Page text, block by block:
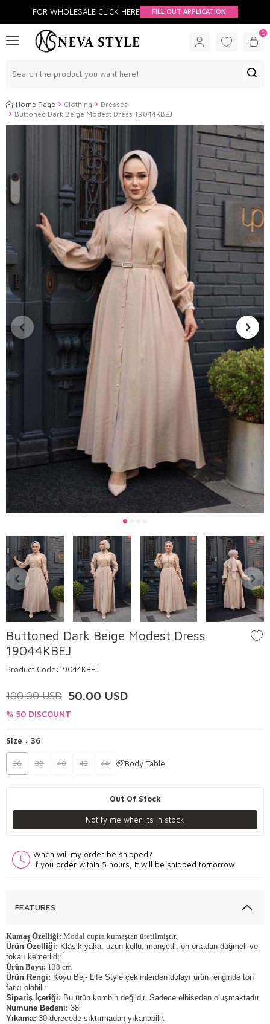
FOR WHOLESALE CLİCK HERE FILL OUT APPLICATION
0
Home Page Clothing
Dresses
Buttoned Dark Beige Modest Dress 19044KBEJ
Buttoned Dark Beige Modest Dress
19044KBEJ
Product Code:19044KBEJ
100.00USD 50.00 USD
% 50 DISCOUNT
Size : 36
36 38 40 42 44 Body Table
Out Of Stock
Notify me when its in stock
When will my order be shipped?
If you order within 5 hours, it will be shipped tomorrow
FEATURES
Kumaş Özelliği: Modal cupra kumaştan üretilmiştir.
Ürün Özelliği: Klasik yaka, uzun kollu, manşetli, ön ortadan düğmeli ve
tokalı kemerlidir.
Ürün Boyu: 138 cm
Ürün Rengi: Koyu Bej- Life Style çekimlerden dolayı ürün renginde ton
farkı olabilir
Sipariş İçeriği: Bu ürün kombin değildir. Sadece elbiseden oluşmaktadır.
Numune Bedeni: 38
Yıkama: 30 derecede sıktırmadan yıkanabilir.